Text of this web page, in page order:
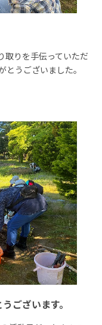
取りを手伝っていただ
とうございました。
ございます。